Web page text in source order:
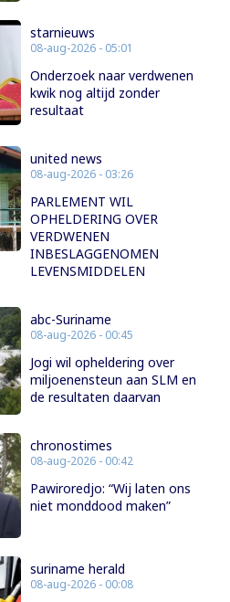
starnieuws
08-aug-2026 - 05:01
Onderzoek naar verdwenen
kwik nog altijd zonder
resultaat
united news
08-aug-2026 - 03:26
PARLEMENT WIL
OPHELDERING OVER
VERDWENEN
INBESLAGGENOMEN
LEVENSMIDDELEN
abc-Suriname
08-aug-2026 - 00:45
Jogi wil opheldering over
miljoenensteun aan SLM en
de resultaten daarvan
chronostimes
08-aug-2026 - 00:42
Pawiroredjo: “Wij laten ons
niet monddood maken”
suriname herald
08-aug-2026 - 00:08